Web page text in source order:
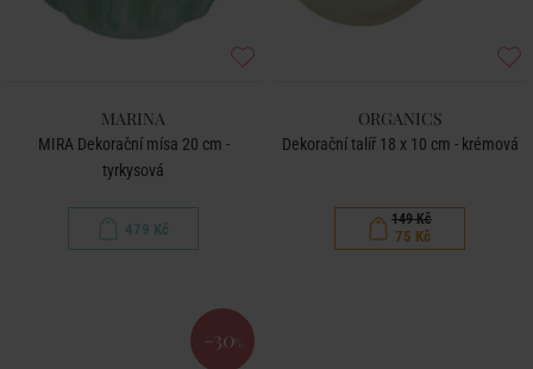
MARINA
MIRA Dekorační mísa 20 cm -
tyrkysová
479 Kč
ORGANICS
Dekorační talíř 18 x 10 cm - krémová
149 Kč
75 Kč
-30 %